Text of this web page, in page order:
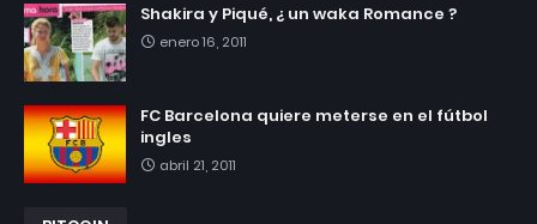
Shakira y Piqué, ¿ un waka Romance ?
enero 16, 2011
FC Barcelona quiere meterse en el fútbol
ingles
abril 21, 2011